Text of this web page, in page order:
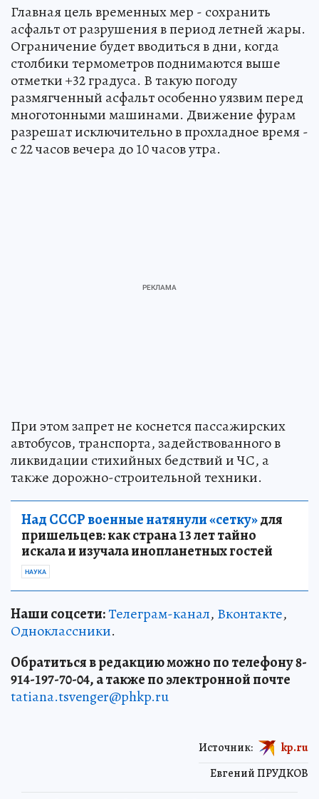
Главная цель временных мер - сохранить
асфальт от разрушения в период летней жары.
Ограничение будет вводиться в дни, когда
столбики термометров поднимаются выше
отметки +32 градуса. В такую погоду
размягченный асфальт особенно уязвим перед
многотонными машинами. Движение фурам
разрешат исключительно в прохладное время -
с 22 часов вечера до 10 часов утра.
При этом запрет не коснется пассажирских
автобусов, транспорта, задействованного в
ликвидации стихийных бедствий и ЧС, а
также дорожно-строительной техники.
Над СССР военные натянули «сетку»для
пришельцев: как страна 13 лет тайно
искала и изучала инопланетных гостей
НАУКА
Наши соцсети:Телеграм-канал, Вконтакте,
Одноклассники.
Обратиться в редакцию можно по телефону 8-
914-197-70-04, а также по электронной почте
tatiana.tsvenger@phkp.ru
Евгений ПРУДКОВ
Источник: kp.ru